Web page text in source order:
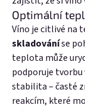
Optimální
Víno je citlivé na
skladováníse
teplota může
podporuje tvorbu
stabilita – časté
reakcím, které